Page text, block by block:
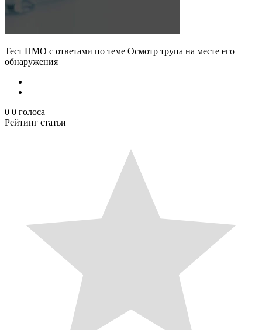
Тест НМО с ответами по теме Осмотр трупа на месте его
обнаружения
0 0 голоса
Рейтинг статьи